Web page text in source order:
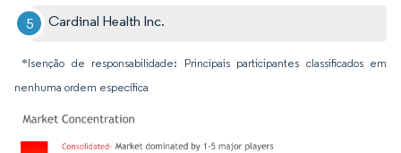
Cardinal Health Inc.
*Isenção de responsabilidade: Principais participantes classificados em
nenhuma ordem específica